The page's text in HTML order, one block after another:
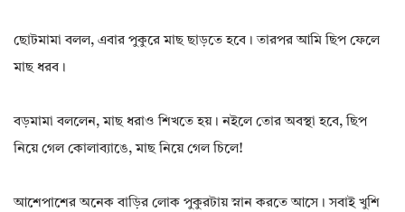
ছোটমামা বলল, এবার পুকুরে মাছ ছাড়তে হবে। তারপর আমি ছিপ ফেলে
মাছ ধরব।
বড়মামা বললেন, মাছ ধরাও শিখতে হয়। নইলে তোর অবস্থা হবে, ছিপ
নিয়ে গেল কোলাব্যাঙে, মাছ নিয়ে গেল চিলে!
আশেপাশের অনেক বাড়ির লোক পুকুরটায় স্নান করতে আসে। সবাই খুশি